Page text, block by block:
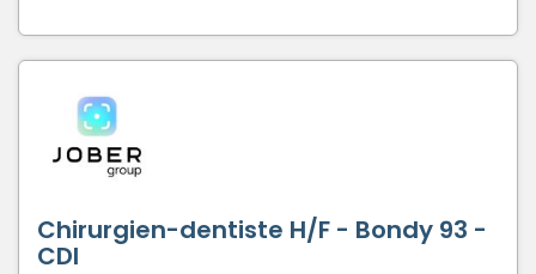
Chirurgien-dentiste H/F - Bondy 93 -
CDI